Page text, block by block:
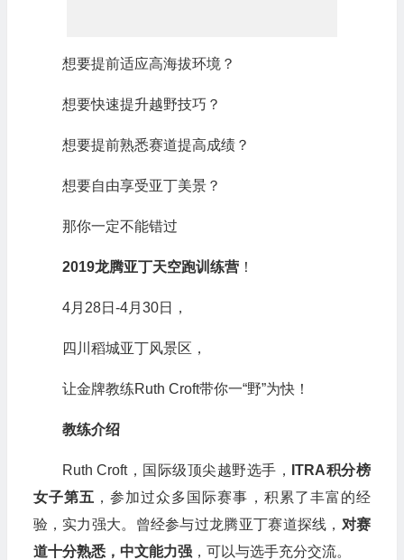
想要提前适应高海拔环境？
想要快速提升越野技巧？
想要提前熟悉赛道提高成绩？
想要自由享受亚丁美景？
那你一定不能错过
2019龙腾亚丁天空跑训练营！
4月28日-4月30日，
四川稻城亚丁风景区，
让金牌教练Ruth Croft带你一“野”为快！
教练介绍
Ruth Croft，国际级顶尖越野选手，
ITRA积分榜
女子第五 ，参加过众多国际赛事，积累了丰富的经
验，实力强大。曾经参与过龙腾亚丁赛道探线， 对赛
道十分熟悉，中文能力强，可以与选手充分交流。